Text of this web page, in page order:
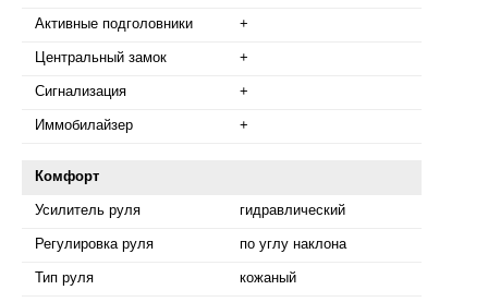
Активные подголовники +
Центральный замок +
Сигнализация +
Иммобилайзер +
Комфорт
Усилитель руля гидравлический
Регулировка руля по углу наклона
Тип руля кожаный